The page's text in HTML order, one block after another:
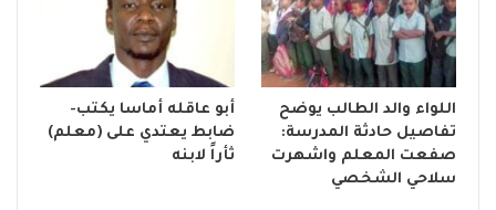
اللواء والد الطالب يوضح
تفاصيل حادثة المدرسة:
صفعت المعلم واشهرت
سلاحي الشخصي
أبو عاقله أماسا يكتب-
ضابط يعتدي على (معلم)
ثأراً لابنه